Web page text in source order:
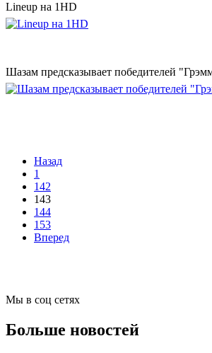
Lineup на 1HD
Шазам предсказывает победителей
Назад
1
142
143
144
153
Вперед
Мы в соц сетях
Больше новостей